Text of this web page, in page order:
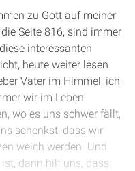
zu Gott auf meiner
Seite 816, sind immer
interessanten
heute weiter lesen
Vater im Himmel, ich
wir im Leben
wo es uns schwer fällt,
schenkst, dass wir
weich werden. Und
dann hilf uns, dass